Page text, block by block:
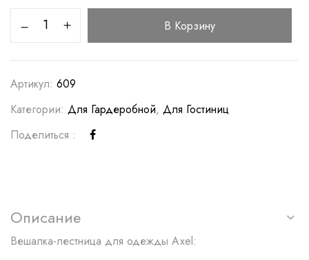
В Корзину
Артикул: 609
Категории: Для Гардеробной, Для Гостиниц
Поделиться :
Описание
Вешалка-лестница для одежды Axel: